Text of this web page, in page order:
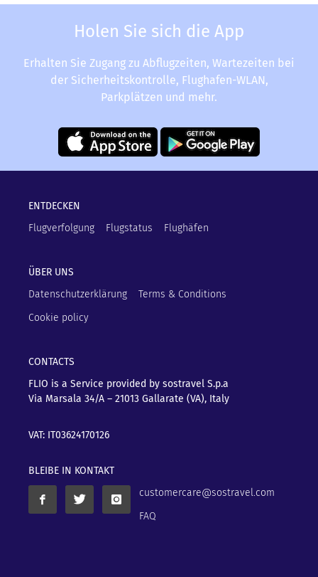
Holen Sie sich die App
Erhalten Sie Zugang zu Abflugzeiten, Wartezeiten bei
der Sicherheitskontrolle, Flughafen-WLAN,
Parkplätzen und mehr.
ENTDECKEN
Flugverfolgung
Flugstatus Flughäfen
ÜBER UNS
Datenschutzerklärung
Terms & Conditions
Cookie policy
CONTACTS
FLIO is a Service provided by sostravel S.p.a
Via Marsala 34/A – 21013 Gallarate (VA), Italy
VAT: IT03624170126
BLEIBE IN KONTAKT
customercare@sostravel.com
FAQ